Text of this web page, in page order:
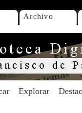
Archivo
Explorar